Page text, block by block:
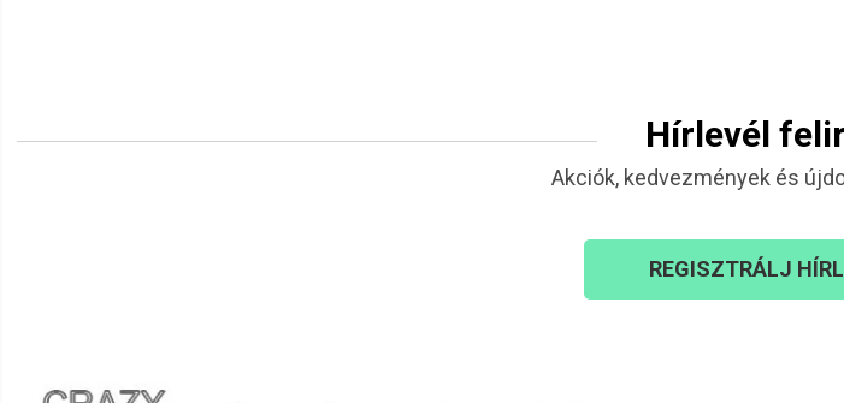
Hírlevél
Akciók, kedvezmények és
REGISZTRÁLJ